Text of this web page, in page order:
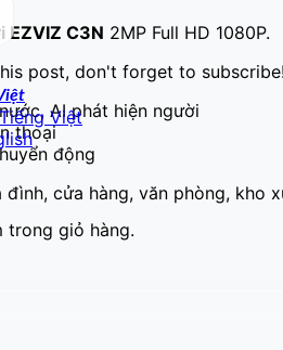
Tiếng Việt
trong giỏ hàng.
EZVIZ C3N 2MP Full HD 1080P.
post, don't forget to subscribe!
AI phát hiện người
thoại
động
cửa hàng, văn phòng, kho